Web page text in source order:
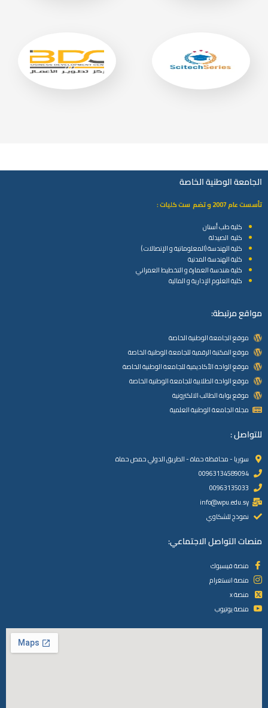
الجامعة الوطنية الخاصة
تأسست عام 2007 و تضم ست كليات :
كلية طب أسنان
كلية الصيدلة
كلية الهندسة (المعلوماتية و الإتصالات )
كلية الهندسة المدنية
كلية هندسة العمارة و التخطيط العمراني
كلية العلوم الإدارية و المالية
مواقع مرتبطة:
موقع الجامعة الوطنية الخاصة
موقع المكتبة الرقمية للجامعة الوطنية الخاصة
موقع الواحة الأكاديمية للجامعة الوطنية الخاصة
موقع الواحة الطلابية للجامعة الوطنية الخاصة
موقع بوابة الطالب الالكترونية
مجلة الجامعة الوطنية العلمية
للتواصل :
سوريا - محافظة حماة - الطريق الدولي حمص حماة
00963134589094
00963135033
info@wpu.edu.sy
نموذج للشكاوي
منصات التواصل الاجتماعي:
منصة فيسبوك
منصة انستغرام
منصة x
منصة يوتيوب